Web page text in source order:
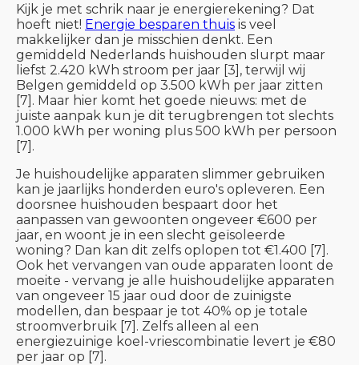
Kijk je met schrik naar je energierekening? Dat
hoeft niet! Energie besparen thuis is veel
makkelijker dan je misschien denkt. Een
gemiddeld Nederlands huishouden slurpt maar
liefst 2.420 kWh stroom per jaar [3], terwijl wij
Belgen gemiddeld op 3.500 kWh per jaar zitten
[7]. Maar hier komt het goede nieuws: met de
juiste aanpak kun je dit terugbrengen tot slechts
1.000 kWh per woning plus 500 kWh per persoon
[7].
Je huishoudelijke apparaten slimmer gebruiken
kan je jaarlijks honderden euro's opleveren. Een
doorsnee huishouden bespaart door het
aanpassen van gewoonten ongeveer €600 per
jaar, en woont je in een slecht geïsoleerde
woning? Dan kan dit zelfs oplopen tot €1.400 [7].
Ook het vervangen van oude apparaten loont de
moeite - vervang je alle huishoudelijke apparaten
van ongeveer 15 jaar oud door de zuinigste
modellen, dan bespaar je tot 40% op je totale
stroomverbruik [7]. Zelfs alleen al een
energiezuinige koel-vriescombinatie levert je €80
per jaar op [7].